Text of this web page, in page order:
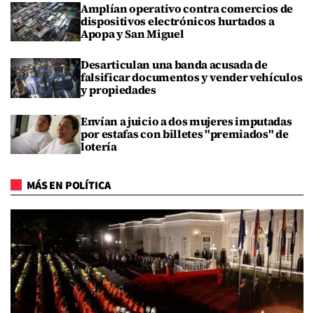
Amplían operativo contra comercios de
dispositivos electrónicos hurtados a
Apopa y San Miguel
Desarticulan una banda acusada de
falsificar documentos y vender vehículos
y propiedades
Envían a juicio a dos mujeres imputadas
por estafas con billetes "premiados" de
lotería
MÁS EN POLÍTICA